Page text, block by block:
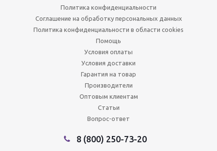
Политика конфиденциальности
Соглашение на обработку персональных данных
Политика конфиденциальности в области cookies
Помощь
Условия оплаты
Условия доставки
Гарантия на товар
Производители
Оптовым клиентам
Статьи
Вопрос-ответ
8 (800) 250-73-20